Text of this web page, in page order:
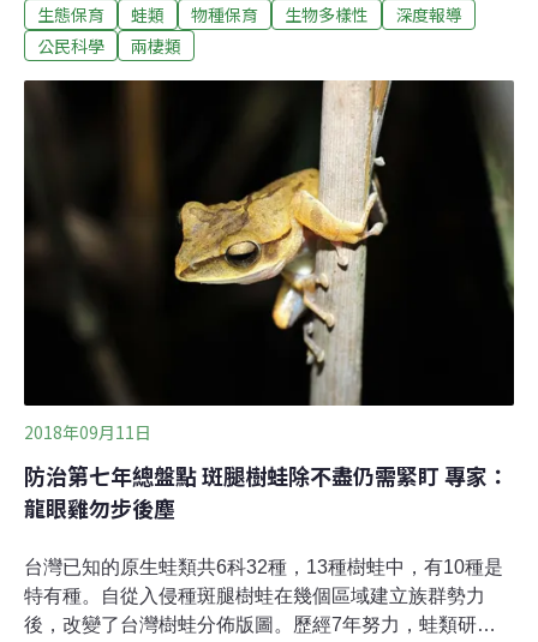
育，素有「青蛙公主」稱號，20年來總共帶領600多位志
工在全台進行蛙類調查。為何蛙調志工運作這麼久以後決
蛙、移除外來種蛙類，動力來自何處？本報為此特別專訪
楊懿如，他指出協會的成立是宣告下一階段任務──持續蛙
類調查監控，還要進一步走入社區，和社區合作棲地保
育，「若棲地問題無法改善，調查也不過是見證物種的滅
絕」。從蛙類監測調查到棲地保育 社區合作是解答「過去
蛙類調查，看似是學術單位申請、執行計畫，其實背後是
一群志工的努力。」楊懿如說，成立協會是讓大眾看到這
個本質，參與者是從內心的志願服務，不只是為了完成計
畫；而分散各地的志工，個別的影響力有限，成立協
生態保育 蛙類 物種保育 生物多樣性
深度報導
公民科學
兩棲類
2018年09月11日
防治第七年總盤點 斑腿樹蛙除不盡仍需緊盯 專家：
龍眼雞勿步後塵
台灣已知的原生蛙類共6科32種，13種樹蛙中，有10種是
特有種。自從入侵種斑腿樹蛙在幾個區域建立族群勢力
後，改變了台灣樹蛙分佈版圖。歷經7年努力，蛙類研究